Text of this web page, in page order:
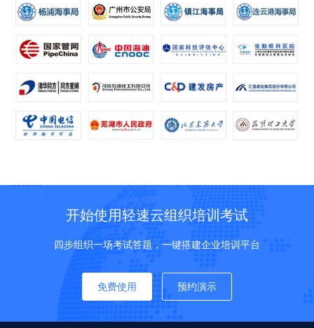
开始使用轻速云组织培训考试
四步组织一场考试答题，一键搭建企业培训平台
免费使用 预约演示